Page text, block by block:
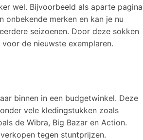
wel. Bijvoorbeeld als aparte pagina
onbekende merken en kan je nu
seizoenen. Door deze sokken
de nieuwste exemplaren.
binnen in een budgetwinkel. Deze
vele kledingstukken zoals
de Wibra, Big Bazar en Action.
tegen stuntprijzen.